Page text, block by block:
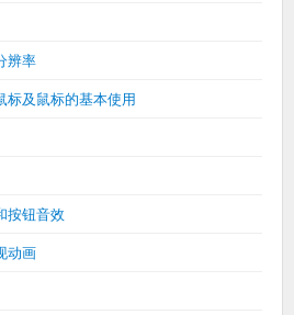
辨率
标及鼠标的基本使用
按钮音效
动画